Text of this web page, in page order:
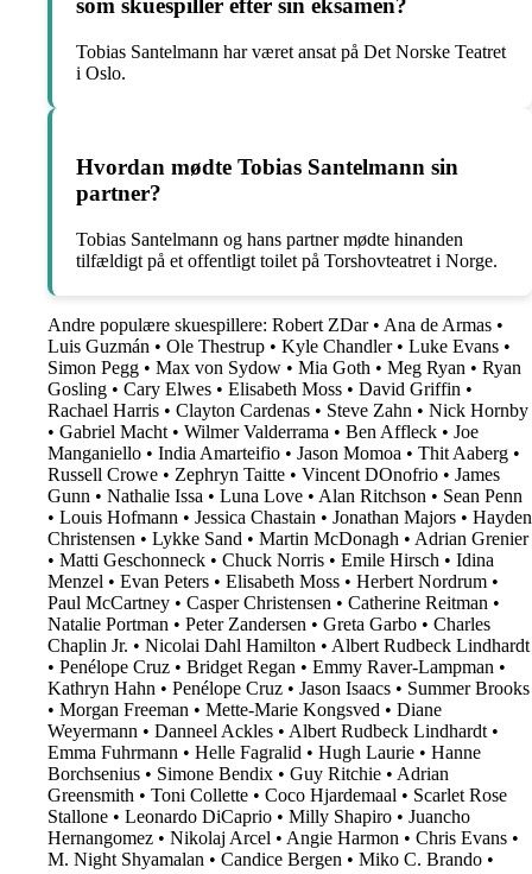
som skuespiller efter sin eksamen?
Tobias Santelmann har været ansat på Det Norske Teatret
i Oslo.
Hvordan mødte Tobias Santelmann sin
partner?
Tobias Santelmann og hans partner mødte hinanden
tilfældigt på et offentligt toilet på Torshovteatret i Norge.
Andre populære skuespillere: Robert ZDar• Ana de Armas •
Luis Guzmán • Ole Thestrup • Kyle Chandler• Luke Evans •
Simon Pegg • Max von Sydow • Mia Goth • Meg Ryan • Ryan
Gosling • Cary Elwes • Elisabeth Moss • David Griffin •
Rachael Harris • Clayton Cardenas • Steve Zahn • Nick Hornby
• Gabriel Macht • Wilmer Valderrama • Ben Affleck • Joe
Manganiello • India Amarteifio • Jason Momoa • Thit Aaberg •
Russell Crowe • Zephryn Taitte • Vincent DOnofrio • James
Gunn • Nathalie Issa • Luna Love • Alan Ritchson • Sean Penn
• Louis Hofmann • Jessica Chastain • Jonathan Majors • Hayden
Christensen • Lykke Sand • Martin McDonagh • Adrian Grenier
• Matti Geschonneck • Chuck Norris • Emile Hirsch • Idina
Menzel • Evan Peters • Elisabeth Moss • Herbert Nordrum •
Paul McCartney • Casper Christensen • Catherine Reitman •
Natalie Portman • Peter Zandersen • Greta Garbo • Charles
Chaplin Jr. • Nicolai Dahl Hamilton • Albert Rudbeck Lindhardt
• Penélope Cruz • Bridget Regan • Emmy Raver-Lampman •
Kathryn Hahn • Penélope Cruz • Jason Isaacs • Summer Brooks
• Morgan Freeman • Mette-Marie Kongsved • Diane
Weyermann • Danneel Ackles • Albert Rudbeck Lindhardt •
Emma Fuhrmann • Helle Fagralid • Hugh Laurie • Hanne
Borchsenius • Simone Bendix • Guy Ritchie • Adrian
Greensmith • Toni Collette • Coco Hjardemaal • Scarlet Rose
Stallone • Leonardo DiCaprio • Milly Shapiro • Juancho
Hernangomez • Nikolaj Arcel • Angie Harmon • Chris Evans •
M. Night Shyamalan • Candice Bergen • Miko C. Brando •